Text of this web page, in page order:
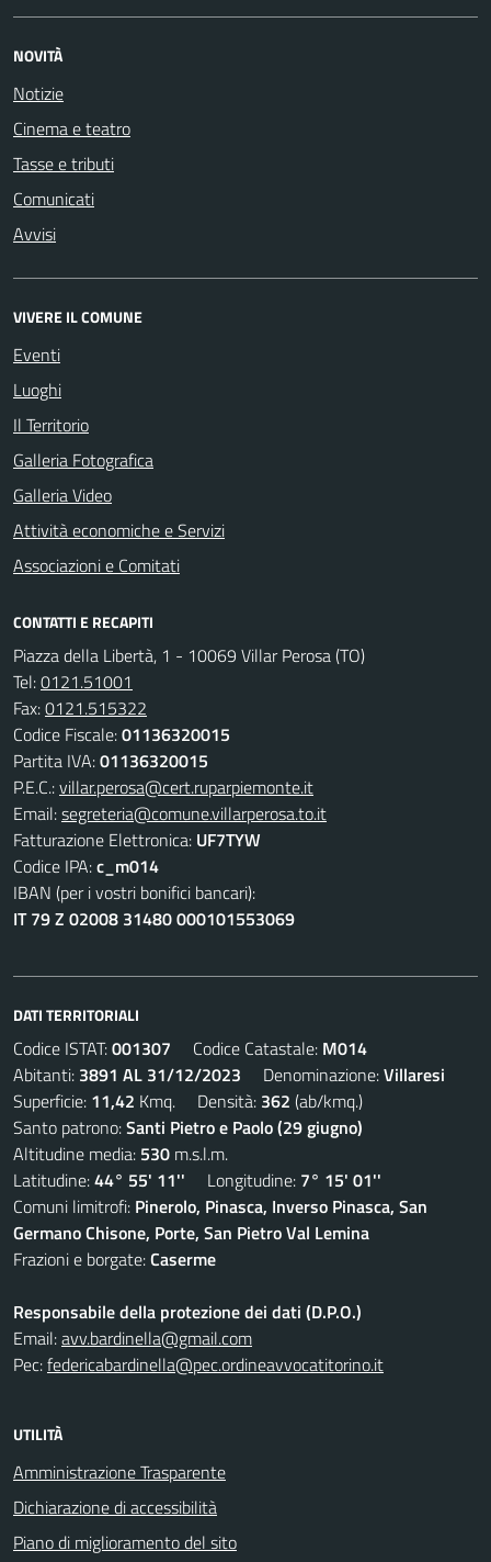
NOVITÀ
Notizie
Cinema e teatro
Tasse e tributi
Comunicati
Avvisi
VIVERE IL COMUNE
Eventi
Luoghi
Il Territorio
Galleria Fotografica
Galleria Video
Attività economiche e Servizi
Associazioni e Comitati
CONTATTI E RECAPITI
Piazza della Libertà, 1 - 10069 Villar Perosa (TO)
Tel:0121.51001
Fax:0121.515322
Codice Fiscale:01136320015
Partita IVA:01136320015
P.E.C.:villar.perosa@cert.ruparpiemonte.it
Email:segreteria@comune.villarperosa.to.it
Fatturazione Elettronica: UF7TYW
Codice IPA:c_m014
IBAN (per i vostri bonifici bancari):
IT 79 Z 02008 31480 000101553069
DATI TERRITORIALI
Codice ISTAT:001307 Codice Catastale: M014
Abitanti: 3891 AL 31/12/2023 Denominazione:Villaresi
Superficie: 11,42 Kmq. Densità: 362 (ab/kmq.)
Santo patrono:Santi Pietro e Paolo (29 giugno)
Altitudine media: 530 m.s.l.m.
Latitudine:44° 55' 11'' Longitudine: 7° 15' 01''
Comuni limitrofi: Pinerolo, Pinasca, Inverso Pinasca, San
Germano Chisone, Porte, San Pietro Val Lemina
Frazioni e borgate:Caserme
Responsabile della protezione dei dati (D.P.O.)
Email:avv.bardinella@gmail.com
Pec:federicabardinella@pec.ordineavvocatitorino.it
UTILITÀ
Amministrazione Trasparente
Dichiarazione di accessibilità
Piano di miglioramento del sito